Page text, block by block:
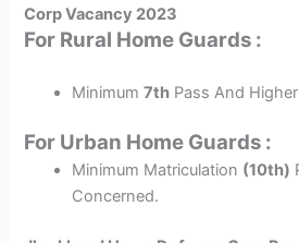
Corp Vacancy 2023
For Rural Home Guards :
Minimum7th Pass And
For Urban Home Guards :
Minimum Matriculation (10th)
Concerned.